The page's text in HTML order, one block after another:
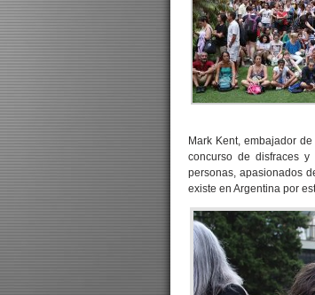
Mark Kent, embajador
concurso de disfraces y
personas, apasionados
existe en Argentina por